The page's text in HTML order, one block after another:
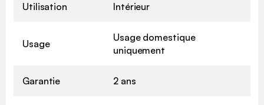
Utilisation Intérieur
Usage
Usage domestique
uniquement
Garantie 2 ans